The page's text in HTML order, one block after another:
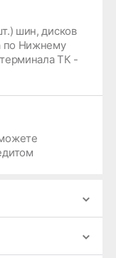
шин, дисков
по Нижнему
ТК -